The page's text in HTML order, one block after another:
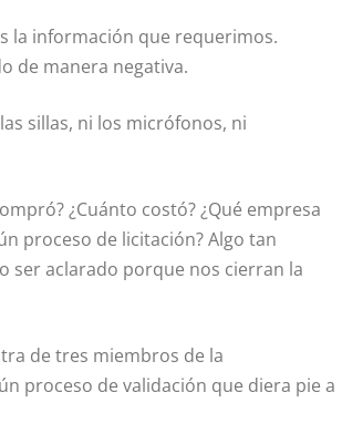
la información que requerimos.
de manera negativa.
sillas, ni los micrófonos, ni
¿Cuánto costó? ¿Qué empresa
proceso de licitación? Algo tan
ser aclarado porque nos cierran la
de tres miembros de la
proceso de validación que diera pie a